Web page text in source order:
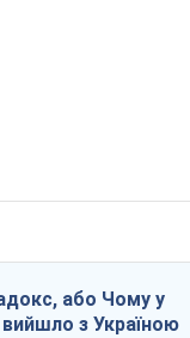
або Чому у
вийшло з Україною